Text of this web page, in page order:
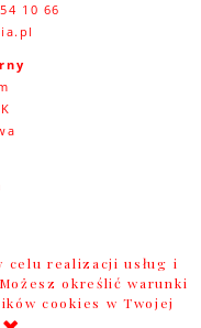
celu realizacji usług i
określić warunki
cookies w Twojej
10 66